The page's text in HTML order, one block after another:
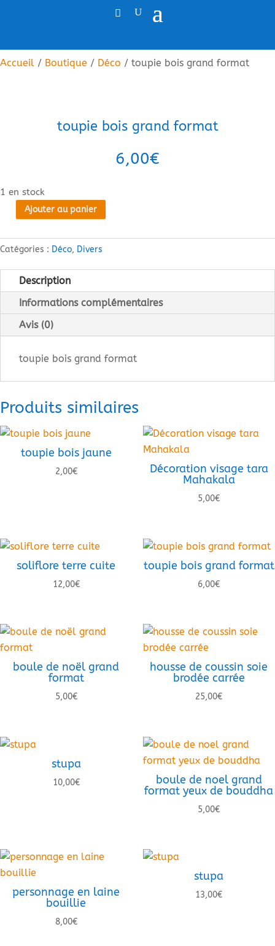
Accueil / Boutique / Déco / toupie bois grand format
toupie bois grand format
6,00€
1 en stock
quantité
toupie
grand
format
Ajouter au panier
Catégories : Déco, Divers
Description
Informations complémentaires
Avis (0)
toupie bois grand format
Produits similaires
toupie bois jaune
2,00€
Décoration visage tara
Mahakala
5,00€
soliflore terre cuite
12,00€
toupie bois grand format
6,00€
boule de noël grand
format
5,00€
housse de coussin soie
brodée carrée
25,00€
stupa
10,00€
boule de noel grand
format yeux de bouddha
5,00€
personnage en laine
bouillie
8,00€
stupa
13,00€